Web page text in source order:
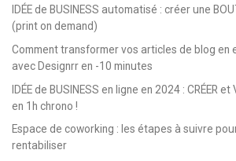
IDÉE de BUSINESS automatisé : créer une
(print on demand)
Comment transformer vos articles de blog en
avec Designrr en -10 minutes
IDÉE de BUSINESS en ligne en 2024 : CRÉER et
en 1h chrono !
Espace de coworking : les étapes à suivre
rentabiliser